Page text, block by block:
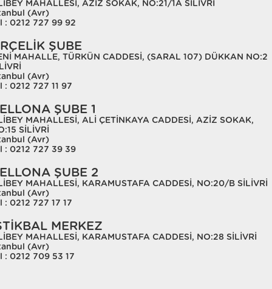
MAHALLESİ, AZİZ SOKAK, NO:21/1A SİLİVRİ
(Avr)
: 0212 727 99 92
ŞUBE
MAHALLE, TÜRKÜN CADDESİ, (SARAL 107) DÜKKAN NO:2
(Avr)
: 0212 727 11 97
ŞUBE 1
MAHALLESİ, ALİ ÇETİNKAYA CADDESİ, AZİZ SOKAK,
SİLİVRİ
(Avr)
: 0212 727 39 39
ŞUBE 2
MAHALLESİ, KARAMUSTAFA CADDESİ, NO:20/B SİLİVRİ
(Avr)
: 0212 727 17 17
MERKEZ
MAHALLESİ, KARAMUSTAFA CADDESİ, NO:28 SİLİVRİ
(Avr)
: 0212 709 53 17